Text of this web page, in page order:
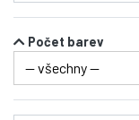
Počet barev